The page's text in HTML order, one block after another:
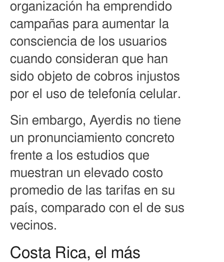
organización ha emprendido
campañas para aumentar la
consciencia de los usuarios
cuando consideran que han
sido objeto de cobros injustos
por el uso de telefonía celular.
Sin embargo, Ayerdis no tiene
un pronunciamiento concreto
frente a los estudios que
muestran un elevado costo
promedio de las tarifas en su
país, comparado con el de sus
vecinos.
Costa Rica, el más